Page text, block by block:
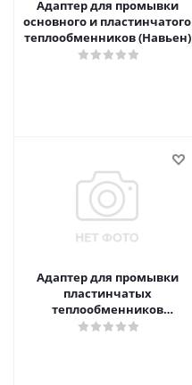
Адаптер для промывки
основного и пластинчатого
теплообменников (Навьен)
Адаптер для промывки
пластинчатых
теплообменников
(универсальный)